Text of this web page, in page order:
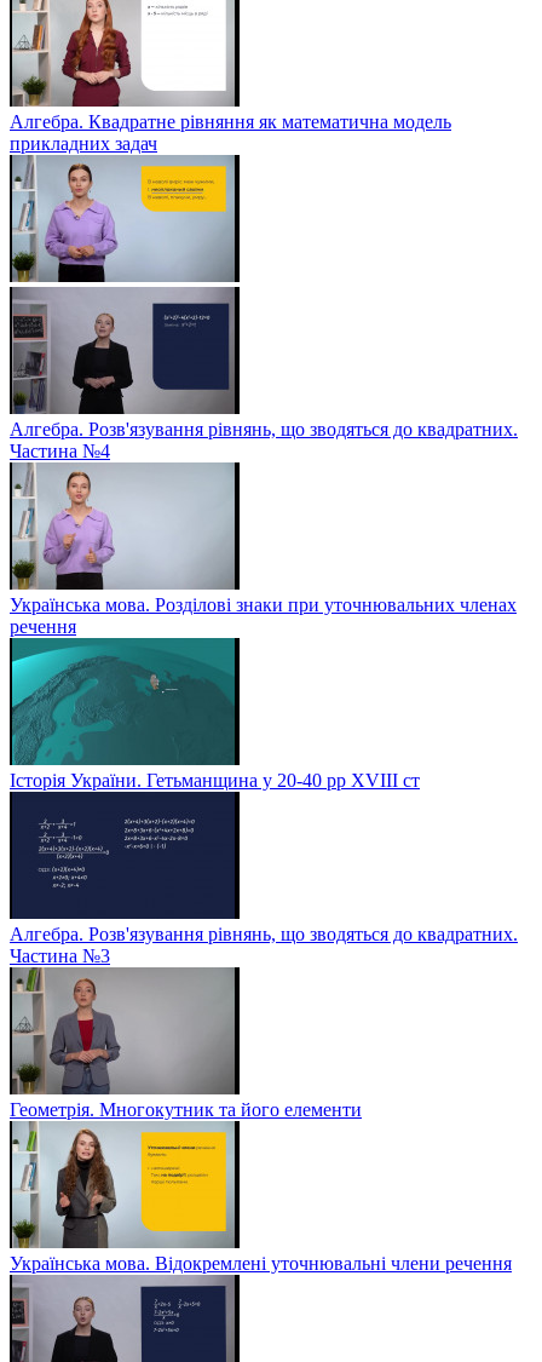
Алгебра. Квадратне рівняння як математична модель
прикладних задач
Алгебра. Розв'язування рівнянь, що зводяться до квадратних.
Частина №4
Українська мова. Розділові знаки при уточнювальних членах
речення
Історія України. Гетьманщина у 20-40 рр ХVIIІ ст
Алгебра. Розв'язування рівнянь, що зводяться до квадратних.
Частина №3
Геометрія. Многокутник та його елементи
Українська мова. Відокремлені уточнювальні члени речення